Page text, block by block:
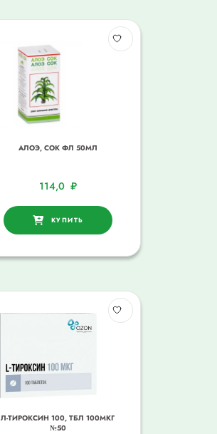
АЛОЭ, СОК ФЛ 50МЛ
114,0 ₽
КУПИТЬ
Л-ТИРОКСИН 100, ТБЛ 100МКГ
№50